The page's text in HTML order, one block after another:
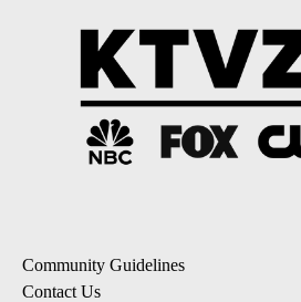
Community Guidelines
Contact Us